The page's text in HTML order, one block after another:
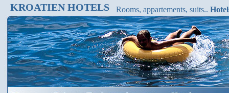
KROATIEN HOTELS Rooms, appartements, suits..